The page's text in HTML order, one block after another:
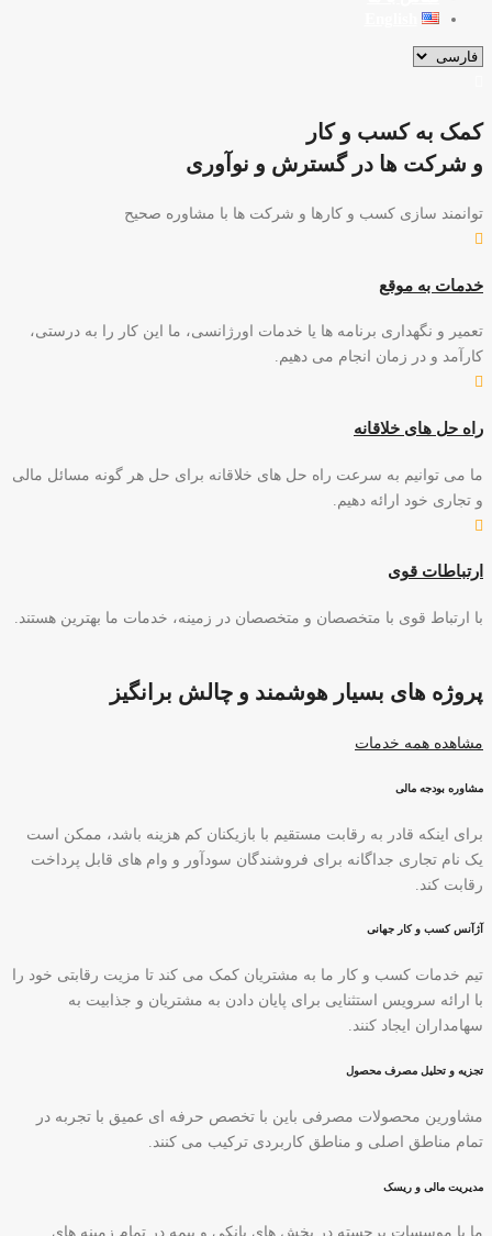
کمک به کسب و کار
و شرکت ها در گسترش و نوآوری
توانمند سازی کسب و کارها و شرکت ها با مشاوره صحیح
خدمات به موقع
تعمیر و نگهداری برنامه ها یا خدمات اورژانسی، ما این کار را به درستی،
کارآمد و در زمان انجام می دهیم.
راه حل های خلاقانه
ما می توانیم به سرعت راه حل های خلاقانه برای حل هر گونه مسائل مالی
و تجاری خود ارائه دهیم.
ارتباطات قوی
با ارتباط قوی با متخصصان و متخصصان در زمینه، خدمات ما بهترین هستند.
پروژه های بسیار هوشمند و چالش برانگیز
مشاهده همه خدمات
مشاوره بودجه مالی
برای اینکه قادر به رقابت مستقیم با بازیکنان کم هزینه باشد، ممکن است
یک نام تجاری جداگانه برای فروشندگان سودآور و وام های قابل پرداخت
رقابت کند.
آژآنس کسب و کار جهانی
تیم خدمات کسب و کار ما به مشتریان کمک می کند تا مزیت رقابتی خود را
با ارائه سرویس استثنایی برای پایان دادن به مشتریان و جذابیت به
سهامداران ایجاد کنند.
تجزیه و تحلیل مصرف محصول
مشاورین محصولات مصرفی باین با تخصص حرفه ای عمیق با تجربه در
تمام مناطق اصلی و مناطق کاربردی ترکیب می کنند.
مدیریت مالی و ریسک
ما با موسسات برجسته در بخش های بانکی و بیمه در تمام زمینه های